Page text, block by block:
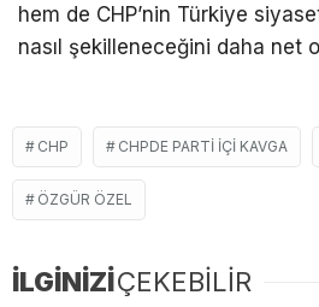
hem de CHP’nin Türkiye
nasıl şekilleneceğini daha net
CHP CHPDE PARTI IÇI KAVGA
ÖZGÜR ÖZEL
İLGİNİZİÇEKEBİLİR